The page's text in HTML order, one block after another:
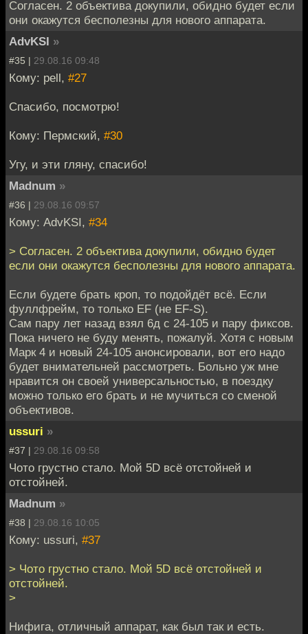
Согласен. 2 объектива докупили, обидно будет если
они окажутся бесполезны для нового аппарата.
AdvKSI »
#35 | 29.08.16 09:48
Кому: pell, #27
Спасибо, посмотрю!
Кому: Пермский, #30
Угу, и эти гляну, спасибо!
Madnum »
#36 | 29.08.16 09:57
Кому: AdvKSI, #34
> Согласен. 2 объектива докупили, обидно будет
если они окажутся бесполезны для нового аппарата.
Если будете брать кроп, то подойдёт всё. Если
фуллфрейм, то только EF (не EF-S).
Сам пару лет назад взял 6д с 24-105 и пару фиксов.
Пока ничего не буду менять, пожалуй. Хотя с новым
Марк 4 и новый 24-105 анонсировали, вот его надо
будет внимательней рассмотреть. Больно уж мне
нравится он своей универсальностью, в поездку
можно только его брать и не мучиться со сменой
объективов.
ussuri »
#37 | 29.08.16 09:58
Чото грустно стало. Мой 5D всё отстойней и
отстойней.
Madnum »
#38 | 29.08.16 10:05
Кому: ussuri, #37
> Чото грустно стало. Мой 5D всё отстойней и
отстойней.
>
Нифига, отличный аппарат, как был так и есть.